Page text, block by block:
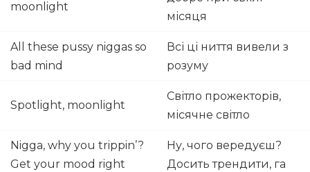
moonlight
місяця
All these pussy niggas so
bad mind
Всі ці ниття вивели з
розуму
Spotlight, moonlight
Світло прожекторів,
місячне світло
Nigga, why you trippin’?
Get your mood right
Ну, чого вередуєш?
Досить трендити, га